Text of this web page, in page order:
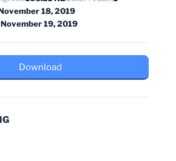
18, 2019
November 19, 2019
Download